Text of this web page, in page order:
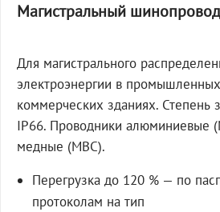
Магистральный шинопровод
Для магистрального
электроэнергии в
коммерческих зданиях. Степень
IP66. Проводники алюминиевые
медные (МВС).
Перегрузка до 120 % — по
протоколам на тип